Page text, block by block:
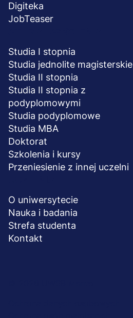
Digiteka
JobTeaser
Studia I stopnia
Studia jednolite magisterskie
Studia II stopnia
Studia II stopnia z
podyplomowymi
Studia podyplomowe
Studia MBA
Doktorat
Szkolenia i kursy
Przeniesienie z innej uczelni
O uniwersytecie
Nauka i badania
Strefa studenta
Kontakt